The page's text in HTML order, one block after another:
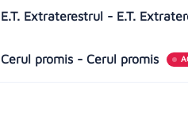
E.T. Extraterestrul - E.T.
Cerul promis - Cerul promis